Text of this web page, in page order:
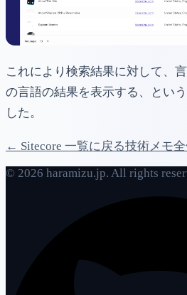
これにより検索結果に対して、
の言語の結果を表示する、とい
した。
← Sitecore 一覧に戻る技術メモ
© 2026 haramizu.jp. All rights